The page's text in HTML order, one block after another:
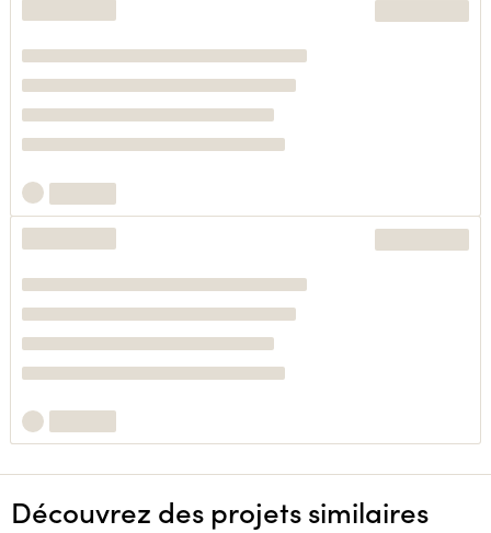
Découvrez des projets similaires